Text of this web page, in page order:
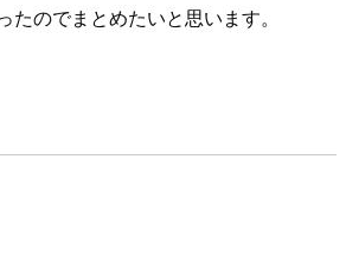
のでまとめたいと思います。